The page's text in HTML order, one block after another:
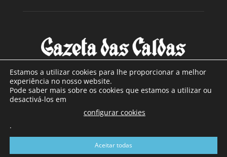
SOBRE NÓS
Com sede nas Caldas da Rainha e mais de 90 anos de
a sul de distrito de Leiria, com mais de 40.000 leitores por
toda a região Oeste. Jornal com distribuição em Portugal
Estamos a utilizar cookies para lhe proporcionar a melhor
experiência no nosso website.
Pode saber mais sobre os cookies que estamos a utilizar ou
desactivá-los em
configurar cookies
.
Aceitar todas